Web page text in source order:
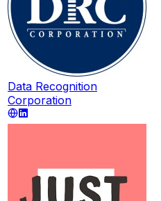
Data Recognition
Corporation